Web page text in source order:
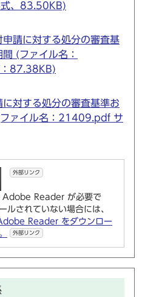
式、83.50KB)
請に対する処分の審査基
(ファイル名：
87.38KB)
対する処分の審査基準お
ファイル名：21409.pdf サ
外部リンク
Adobe Reader が必要で
ルされていない場合には、
Reader をダウンロー
外部リンク